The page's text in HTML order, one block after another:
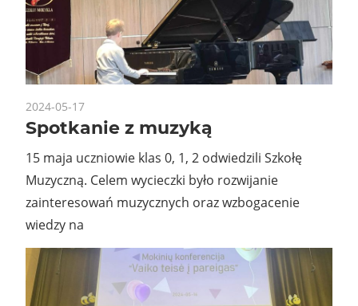
2024-05-17
Spotkanie z muzyką
15 maja uczniowie klas 0, 1, 2 odwiedzili Szkołę
Muzyczną. Celem wycieczki było rozwijanie
zainteresowań muzycznych oraz wzbogacenie
wiedzy na